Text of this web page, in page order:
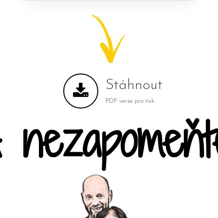
Stáhnout
PDF verze pro tisk